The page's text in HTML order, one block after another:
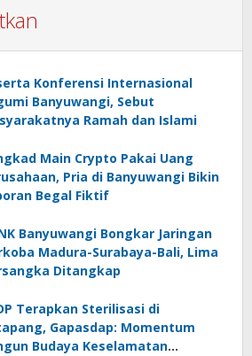
Konferensi Internasional
Banyuwangi, Sebut
Ramah dan Islami
Main Crypto Pakai Uang
Pria di Banyuwangi Bikin
Begal Fiktif
Banyuwangi Bongkar Jaringan
Madura-Surabaya-Bali, Lima
Ditangkap
Terapkan Sterilisasi di
Gapasdap: Momentum
Budaya Keselamatan